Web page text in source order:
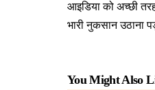
आइडिया को अच्छी
भारी नुकसान उठाना
You Might Also